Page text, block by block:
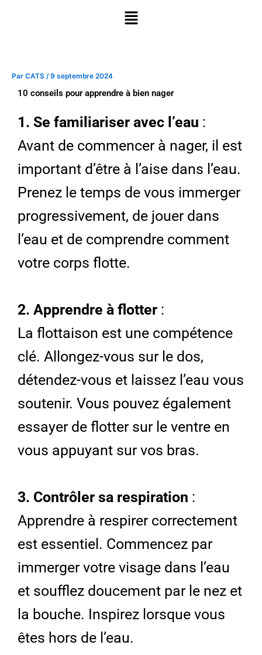
Menu
Par CATS /9 septembre 2024
10 conseils pour apprendre à bien nager
1. Se familiariser avec l’eau :
Avant de commencer à nager, il est
important d’être à l’aise dans l’eau.
Prenez le temps de vous immerger
progressivement, de jouer dans
l’eau et de comprendre comment
votre corps flotte.
2. Apprendre à flotter :
La flottaison est une compétence
clé. Allongez-vous sur le dos,
détendez-vous et laissez l’eau vous
soutenir. Vous pouvez également
essayer de flotter sur le ventre en
vous appuyant sur vos bras.
3. Contrôler sa respiration :
Apprendre à respirer correctement
est essentiel. Commencez par
immerger votre visage dans l’eau
et soufflez doucement par le nez et
la bouche. Inspirez lorsque vous
êtes hors de l’eau.